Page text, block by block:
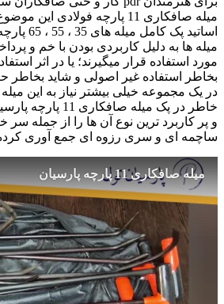
میله صافکاری 11 پارچه فولادی
اساتید پک
میله ها به دلیل کاربردی بودن با خم و
مورد استفاده قرار میگیرند؛ یا در اثر
بخاطر استفاده غیر اصولی و شاید بخاطر
در یک مجموعه خیلی بیشتر نیاز به این
خاطر در پک میله
و پر کاربرد ترین نوع آن ها را از جمله
ساچمه ای و سری رزوه ای جمع آوری